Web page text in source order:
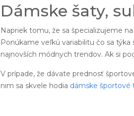
Dámske šaty,
Napriek tomu, že sa špecializujeme na
Ponúkame veľkú variabilitu čo sa
najnovších módnych trendov. Ak si
V prípade, že dávate prednosť
nim sa skvele hodia dámske športové